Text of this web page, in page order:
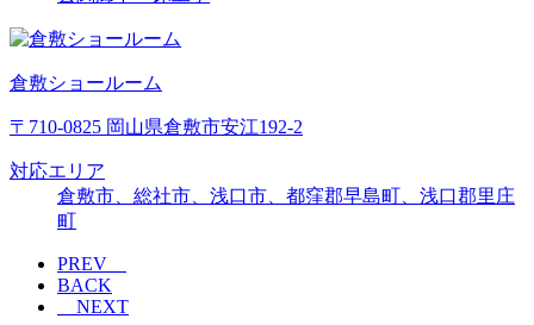
倉敷ショールーム
〒710-0825 岡山県倉敷市安江192-2
対応エリア
倉敷市、総社市、浅口市、都窪郡早島町、浅口郡里庄
町
PREV
BACK
NEXT